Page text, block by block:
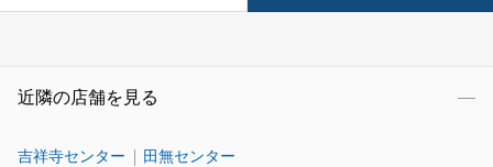
近隣の店舗を見る
吉祥寺センター 田無センター